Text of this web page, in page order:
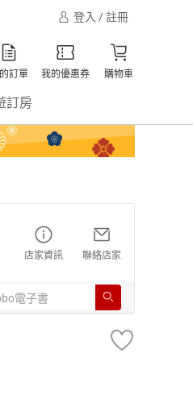
登入 / 註冊
訂單 我的優惠券 購物車
訂房
店家資訊 聯絡店家